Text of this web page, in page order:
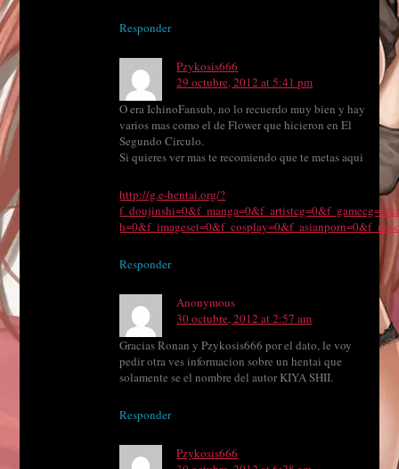
Responder
Pzykosis666
29 octubre, 2012 at 5:41 pm
O era IchinoFansub, no lo recuerdo muy bien y hay
varios mas como el de Flower que hicieron en El
Segundo Circulo.
Si quieres ver mas te recomiendo que te metas aqui
http://g.e-hentai.org/?
Responder
Anonymous
30 octubre, 2012 at 2:57 am
Gracias Ronan y Pzykosis666 por el dato, le voy
pedir otra ves informacion sobre un hentai que
solamente se el nombre del autor KIYA SHII.
Responder
Pzykosis666